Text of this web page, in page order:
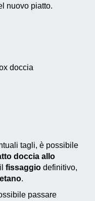
nuovo piatto.
tagli, è possibile
doccia allo
fissaggio definitivo,
.
passare